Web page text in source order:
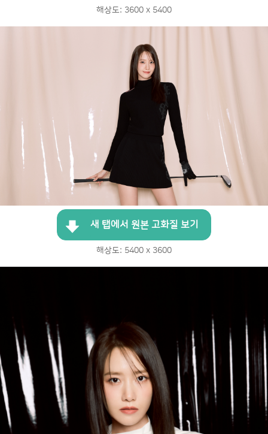
해상도: 3600 x 5400
새 탭에서 원본 고화질 보기
해상도: 5400 x 3600